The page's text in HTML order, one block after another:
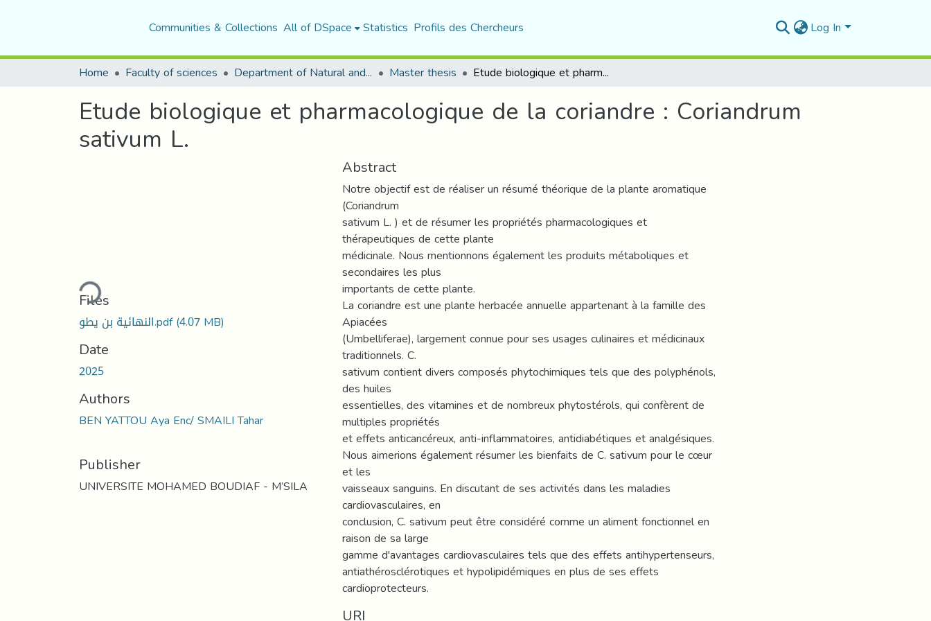
Communities & Collections All of DSpace Statistics Profils des Chercheurs Log In
Home Faculty of sciences Department of Natural and Life Sciences Master thesis Etude biologique et pharmacologique de la coriandre : Coriandrum sativum L.
Etude biologique et pharmacologique de la coriandre : Coriandrum
sativum L.
Loading...
Files
النهائية بن يطو.pdf(4.07 MB)
Date
2025
Authors
BEN YATTOU Aya Enc/ SMAILI Tahar
Publisher
UNIVERSITE MOHAMED BOUDIAF - M’SILA
Abstract
Notre objectif est de réaliser un résumé théorique de la plante aromatique
(Coriandrum
sativum L. ) et de résumer les propriétés pharmacologiques et
thérapeutiques de cette plante
médicinale. Nous mentionnons également les produits métaboliques et
secondaires les plus
importants de cette plante.
La coriandre est une plante herbacée annuelle appartenant à la famille des
Apiacées
(Umbelliferae), largement connue pour ses usages culinaires et médicinaux
traditionnels. C.
sativum contient divers composés phytochimiques tels que des polyphénols,
des huiles
essentielles, des vitamines et de nombreux phytostérols, qui confèrent de
multiples propriétés
et effets anticancéreux, anti-inflammatoires, antidiabétiques et analgésiques.
Nous aimerions également résumer les bienfaits de C. sativum pour le cœur
et les
vaisseaux sanguins. En discutant de ses activités dans les maladies
cardiovasculaires, en
conclusion, C. sativum peut être considéré comme un aliment fonctionnel en
raison de sa large
gamme d'avantages cardiovasculaires tels que des effets antihypertenseurs,
antiathérosclérotiques et hypolipidémiques en plus de ses effets
cardioprotecteurs.
URI